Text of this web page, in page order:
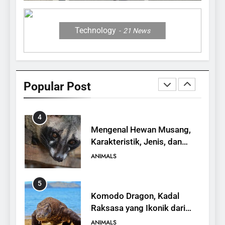
Technology 21 News
Popular Post
Ular Air Baru dari Danau
Towuti
ANIMALS
3
Satwa Endemik Sulawesi
yang Terancam Punah
4
Mengenal Hewan Musang,
Karakteristik, Jenis, dan
Peran dalam Ekosistem
ANIMALS
5
Komodo Dragon, Kadal
Raksasa yang Ikonik dari
Indonesia
ANIMALS